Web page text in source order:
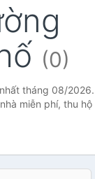
(0)
tháng 08/2026.
miễn phí, thu hộ